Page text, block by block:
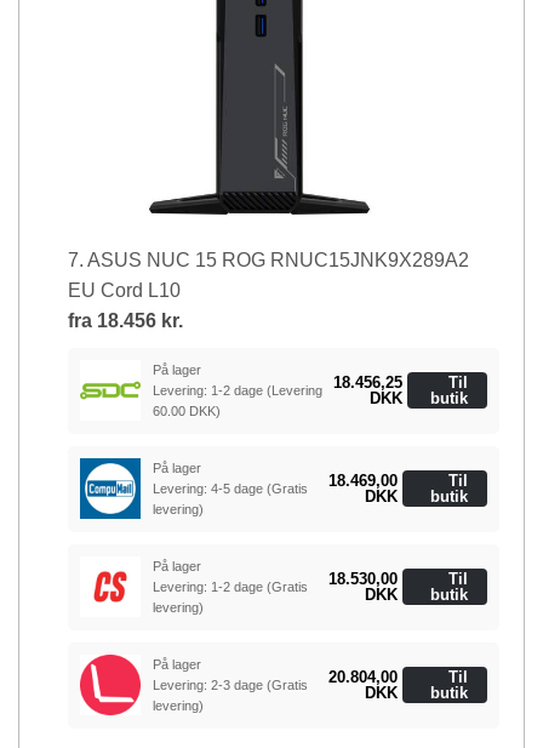
7. ASUS NUC 15 ROG RNUC15JNK9X289A2
EU Cord L10
fra 18.456 kr.
På lager
Levering: 1-2 dage (Levering
60.00 DKK)
18.456,25
DKK
Til
butik
På lager
Levering: 4-5 dage (Gratis
levering)
18.469,00
DKK
Til
butik
På lager
Levering: 1-2 dage (Gratis
levering)
18.530,00
DKK
Til
butik
På lager
Levering: 2-3 dage (Gratis
levering)
20.804,00
DKK
Til
butik